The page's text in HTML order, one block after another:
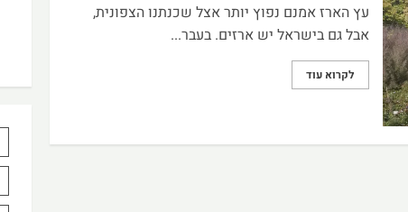
עץ הארז אמנם נפוץ יותר אצל שכנתנו הצפונית,
אבל גם בישראל יש ארזים. בעבר...
לקרוא עוד